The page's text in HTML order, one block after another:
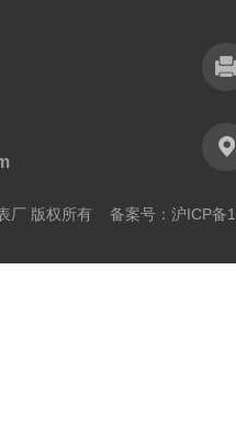
厂 版权所有 备案号：沪ICP备